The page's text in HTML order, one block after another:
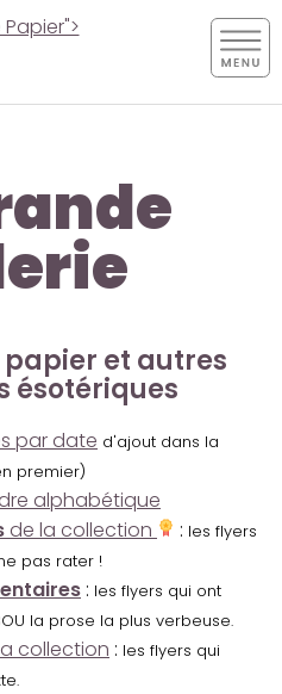
et autres
ésotériques
par date d'ajout dans la
premier)
alphabétique
de la collection : les flyers
pas rater !
: les flyers qui ont
la prose la plus verbeuse.
collection : les flyers qui